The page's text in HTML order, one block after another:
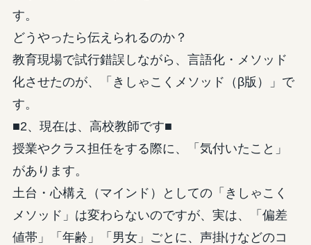
す。
どうやったら伝えられるのか？
教育現場で試行錯誤しながら、言語化・メソッド
化させたのが、「きしゃこくメソッド（β版）」で
す。
■2、現在は、高校教師です■
授業やクラス担任をする際に、「気付いたこと」
があります。
土台・心構え（マインド）としての「きしゃこく
メソッド」は変わらないのですが、実は、「偏差
値帯」「年齢」「男女」ごとに、声掛けなどのコ